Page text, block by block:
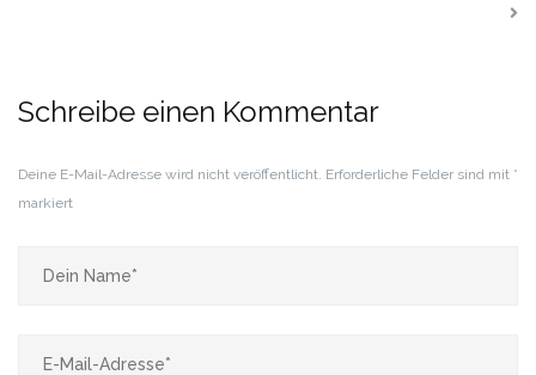
Schreibe einen Kommentar
Deine E-Mail-Adresse wird nicht veröffentlicht. Erforderliche Felder sind mit *
markiert